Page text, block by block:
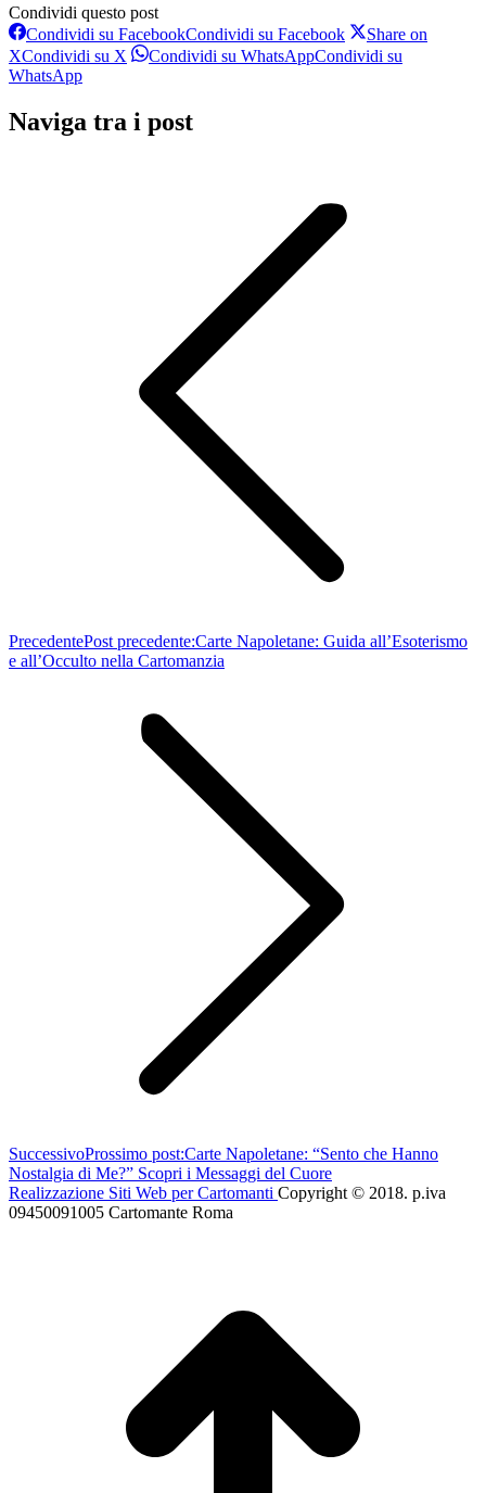
Condividi questo post
Condividi su FacebookCondividi su Facebook
Share on
XCondividi su X Condividi su WhatsAppCondividi su
WhatsApp
Naviga tra i post
PrecedentePost precedente:Carte Napoletane: Guida all’Esoterismo
e all’Occulto nella Cartomanzia
SuccessivoProssimo post:Carte Napoletane: “Sento che Hanno
Nostalgia di Me?” Scopri i Messaggi del Cuore
Realizzazione Siti Web per Cartomanti Copyright © 2018. p.iva
09450091005 Cartomante Roma